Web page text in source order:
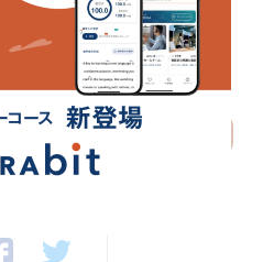
スッと言えるようになりまし
しくみる